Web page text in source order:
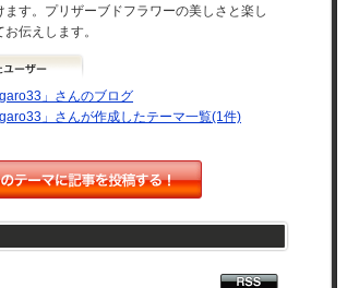
ます。プリザーブドフラワーの美しさと楽し
伝えします。
」さんのブログ
」さんが作成したテーマ一覧(1件)